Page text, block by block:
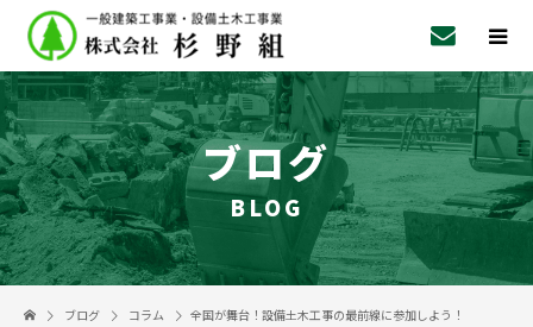
ブログ
BLOG
ブログ コラム 全国が舞台！設備土木工事の最前線に参加しよう！